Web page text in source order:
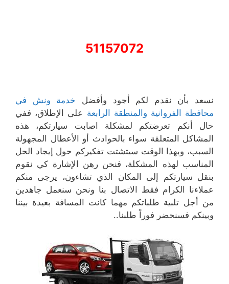
51157072
نسعد بأن نقدم لكم أجود وأفضل خدمة ونش في
محافظة الفروانية والمنطقة الرابعة على الإطلاق، ففي
حال أنكم تعرضتكم لمشكلة اصابت سيارتكم، هذه
المشاكل المتعلقة سواء بالحوادث أو الأعطال المجهولة
السبب، وبهذا الوقت سيتشتت تفكيركم حول إيجاد الحل
المناسب لهذه المشكلة، فنحن رهن الإشارة كي نقوم
بنقل سيارتكم إلى المكان الذي تشاءون، يرجى منكم
عملاءنا الكرام فقط الاتصال بنا ونحن سنعمل جاهدين
من أجل تلبية طلباتكم مهما كانت المسافة بعيدة بيننا
وبينكم فسنحضر فوراً طلبنا..